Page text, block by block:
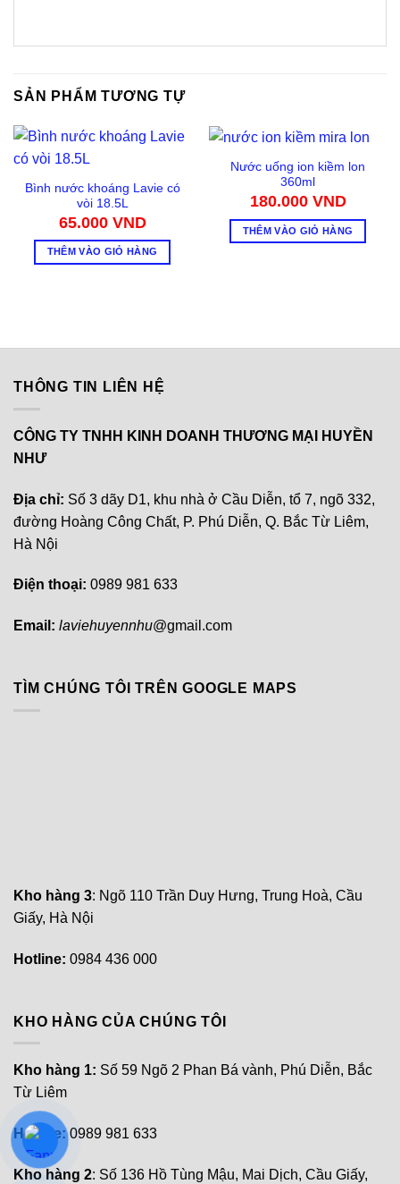
SẢN PHẨM TƯƠNG TỰ
Bình nước khoáng Lavie có
vòi 18.5L
65.000 VND
THÊM VÀO GIỎ HÀNG
Nước uống ion kiềm lon
360ml
180.000 VND
THÊM VÀO GIỎ HÀNG
THÔNG TIN LIÊN HỆ
CÔNG TY TNHH KINH DOANH THƯƠNG MẠI HUYỀN
NHƯ
Địa chỉ: Số 3 dãy D1, khu nhà ở Cầu Diễn, tổ 7, ngõ 332,
đường Hoàng Công Chất, P. Phú Diễn, Q. Bắc Từ Liêm,
Hà Nội
Điện thoại: 0989 981 633
Email: laviehuyennhu@gmail.com
TÌM CHÚNG TÔI TRÊN GOOGLE MAPS
Kho hàng 3: Ngõ 110 Trần Duy Hưng, Trung Hoà, Cầu
Giấy, Hà Nội
Hotline: 0984 436 000
KHO HÀNG CỦA CHÚNG TÔI
Kho hàng 1: Số 59 Ngõ 2 Phan Bá vành, Phú Diễn, Bắc
Từ Liêm
Hotline:0989 981 633
Kho hàng 2: Số 136 Hồ Tùng Mậu, Mai Dịch, Cầu Giấy,